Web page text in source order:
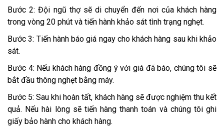
Bước 2: Đội ngũ thợ sẽ di chuyển đến nơi của khách hàng
trong vòng 20 phút và tiến hành khảo sát tình trạng nghẹt.
Bước 3: Tiến hành báo giá ngay cho khách hàng sau khi khảo
sát.
Bước 4: Nếu khách hàng đồng ý với giá đã báo, chúng tôi sẽ
bắt đầu thông nghẹt bằng máy.
Bước 5: Sau khi hoàn tất, khách hàng sẽ được nghiệm thu kết
quả. Nếu hài lòng sẽ tiến hàng thanh toán và chúng tôi ghi
giấy bảo hành cho khách hàng.